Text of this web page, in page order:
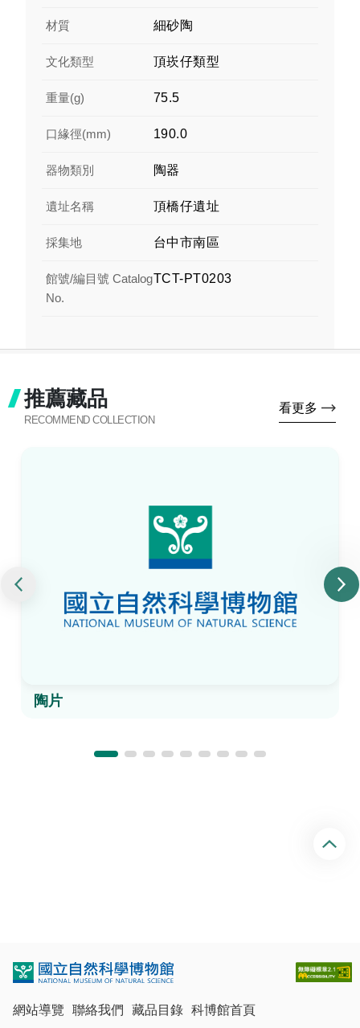
材質 細砂陶
文化類型 頂崁仔類型
重量(g) 75.5
口緣徑(mm) 190.0
器物類別 陶器
遺址名稱 頂橋仔遺址
採集地 台中市南區
館號/編目號 Catalog
No.
TCT-PT0203
推薦藏品
RECOMMEND COLLECTION
看更多
陶片
網站導覽 聯絡我們 藏品目錄 科博館首頁
回
頂
端